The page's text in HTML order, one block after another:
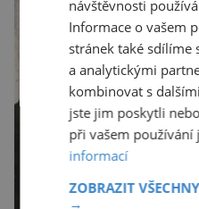
návštěvnosti
Informace o vašem
stránek také
a analytickými
kombinovat s
jste jim poskytli
při vašem používání
informací
ZOBRAZIT
→